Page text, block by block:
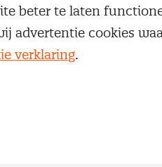
account aan
beter te laten
advertentie cookies
verklaring.